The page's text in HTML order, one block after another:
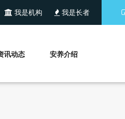
我是机构 我是长者
讯动态 安养介绍